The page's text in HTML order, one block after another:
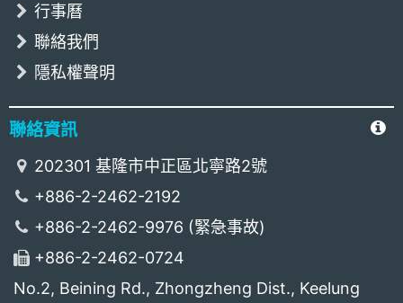
行事曆
聯絡我們
隱私權聲明
聯絡資訊
202301 基隆市中正區北寧路2號
+886-2-2462-2192
+886-2-2462-9976 (緊急事故)
+886-2-2462-0724
No.2, Beining Rd., Zhongzheng Dist., Keelung